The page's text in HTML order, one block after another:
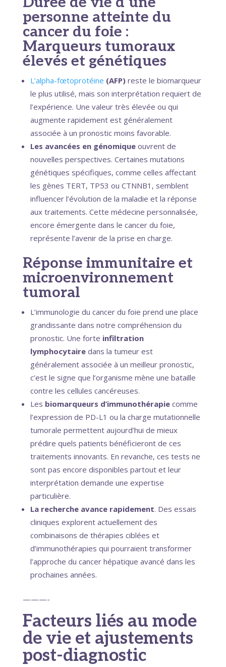
personne atteinte du
cancer du foie :
Marqueurs tumoraux
élevés et génétiques
L’alpha-fœtoprotéine (AFP)reste le biomarqueur
le plus utilisé, mais son interprétation requiert de
l’expérience. Une valeur très élevée ou qui
augmente rapidement est généralement
associée à un pronostic moins favorable.
Les avancées en génomiqueouvrent de
nouvelles perspectives. Certaines mutations
génétiques spécifiques, comme celles affectant
les gènes TERT, TP53 ou CTNNB1, semblent
influencer l’évolution de la maladie et la réponse
aux traitements. Cette médecine personnalisée,
encore émergente dans le cancer du foie,
représente l’avenir de la prise en charge.
Réponse immunitaire et
microenvironnement
tumoral
L’immunologie du cancer du foie prend une place
grandissante dans notre compréhension du
pronostic. Une forte infiltration
lymphocytairedans la tumeur est
généralement associée à un meilleur pronostic,
c’est le signe que l’organisme mène une bataille
contre les cellules cancéreuses.
Les biomarqueurs d’immunothérapiecomme
l’expression de PD-L1 ou la charge mutationnelle
tumorale permettent aujourd’hui de mieux
prédire quels patients bénéficieront de ces
traitements innovants. En revanche, ces tests ne
sont pas encore disponibles partout et leur
interprétation demande une expertise
particulière.
La recherche avance rapidement. Des essais
cliniques explorent actuellement des
combinaisons de thérapies ciblées et
d’immunothérapies qui pourraient transformer
l’approche du cancer hépatique avancé dans les
prochaines années.
———-
Facteurs liés au mode
de vie et ajustements
post-diagnostic